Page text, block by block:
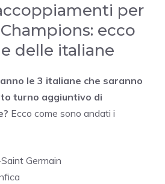
per
ecco
delle italiane
le 3 italiane che saranno
turno aggiuntivo di
Ecco come sono andati i
Germain